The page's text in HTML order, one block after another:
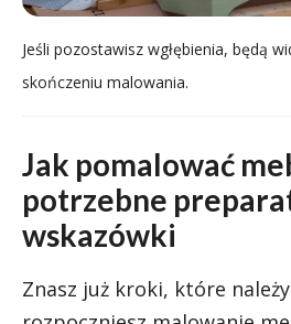
Jeśli pozostawisz wgłębienia, będą
skończeniu malowania.
Jak pomalować
potrzebne
wskazówki
Znasz już kroki, które